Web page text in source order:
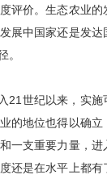
评价。生态农业的
展中国家还是发达
。
世纪以来，实施
的地位也得以确
一支重要力量，进
还是在水平上都